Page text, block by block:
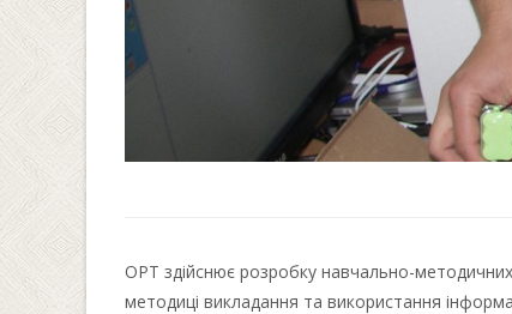
ОРТ здійснює розробку навчально-
методиці викладання та використання